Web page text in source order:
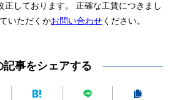
正しております。 正確な工賃につきまし
いただくかお問い合わせください。
記事をシェアする